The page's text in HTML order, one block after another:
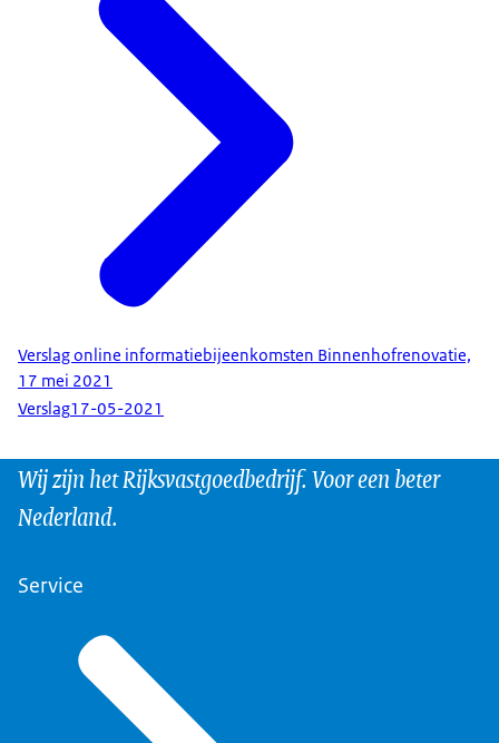
Verslag online informatiebijeenkomsten Binnenhofrenovatie,
17 mei 2021
Verslag17-05-2021
Wij zijn het Rijksvastgoedbedrijf. Voor een beter
Nederland.
Service